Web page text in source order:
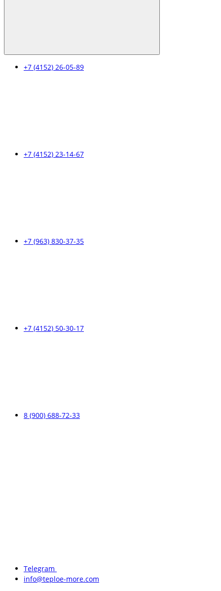
+7 (4152) 26-05-89
+7 (4152) 23-14-67
+7 (963) 830-37-35
+7 (4152) 50-30-17
8 (900) 688-72-33
Telegram
info@teploe-more.com